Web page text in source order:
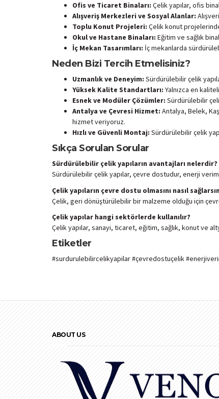
Ofis ve Ticaret Binaları: Çelik yapılar, ofis
Alışveriş Merkezleri ve Sosyal Alanlar:
Toplu Konut Projeleri: Çelik konut
Okul ve Hastane Binaları: Eğitim ve sağlık
İç Mekan Tasarımları: İç mekanlarda
Neden Bizi Tercih Etmelisiniz?
Uzmanlık ve Deneyim: Sürdürülebilir çelik
Yüksek Kalite Standartları: Yalnızca en
Esnek ve Modüler Çözümler: Sürdürülebilir
Antalya ve Çevresi Hizmet: Antalya, Belek,
hizmet veriyoruz.
Hızlı ve Güvenli Montaj: Sürdürülebilir çelik
Sıkça Sorulan Sorular
Sürdürülebilir çelik yapıların avantajları nelerdir?
Sürdürülebilir çelik yapılar, çevre dostudur, enerji
Çelik yapıların çevre dostu olmasını nasıl
Çelik, geri dönüştürülebilir bir malzeme olduğu için
Çelik yapılar hangi sektörlerde kullanılır?
Çelik yapılar, sanayi, ticaret, eğitim, sağlık, konut ve
Etiketler
#surdurulebilircelikyapilar #çevredostuçelik
ABOUT US